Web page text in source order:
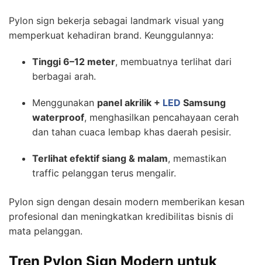
Pylon sign bekerja sebagai landmark visual yang
memperkuat kehadiran brand. Keunggulannya:
Tinggi 6–12 meter, membuatnya terlihat dari
berbagai arah.
Menggunakan panel akrilik + LED Samsung
waterproof, menghasilkan pencahayaan cerah
dan tahan cuaca lembap khas daerah pesisir.
Terlihat efektif siang & malam, memastikan
traffic pelanggan terus mengalir.
Pylon sign dengan desain modern memberikan kesan
profesional dan meningkatkan kredibilitas bisnis di
mata pelanggan.
Tren Pylon Sign Modern untuk